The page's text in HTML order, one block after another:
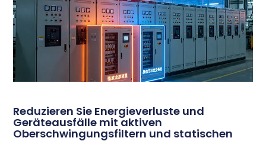
Reduzieren Sie Energieverluste und
Geräteausfälle mit aktiven
Oberschwingungsfiltern und statischen